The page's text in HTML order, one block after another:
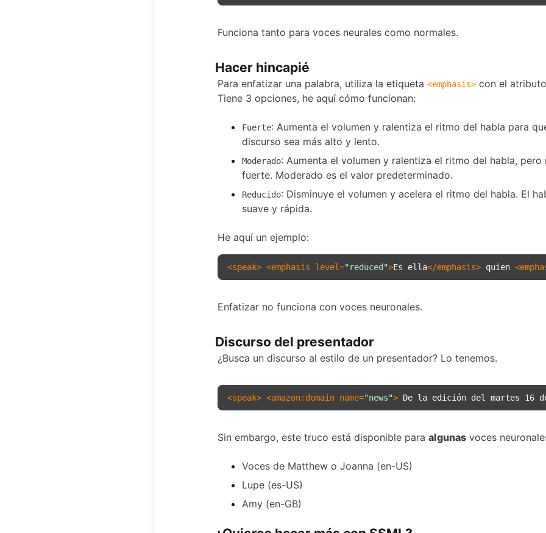
Funciona tanto para voces neurales como normales.
Hacer hincapié
Para enfatizar una palabra, utiliza la etiqueta <emphasis> con el atributo
Tiene 3 opciones, he aquí cómo funcionan:
Fuerte: Aumenta el volumen y ralentiza el ritmo del habla para
discurso sea más alto y lento.
Moderado: Aumenta el volumen y ralentiza el ritmo del habla, pero
fuerte. Moderado es el valor predeterminado.
Reducido: Disminuye el volumen y acelera el ritmo del habla. El
suave y rápida.
He aquí un ejemplo:
<speak> <emphasis level="reduced">Es ella</emphasis> quien <
Enfatizar no funciona con voces neuronales.
Discurso del presentador
¿Busca un discurso al estilo de un presentador? Lo tenemos.
<speak> <amazon:domain name="news"> De la edición del martes 16
Sin embargo, este truco está disponible para algunas voces
Voces de Matthew o Joanna (en-US)
Lupe (es-US)
Amy (en-GB)